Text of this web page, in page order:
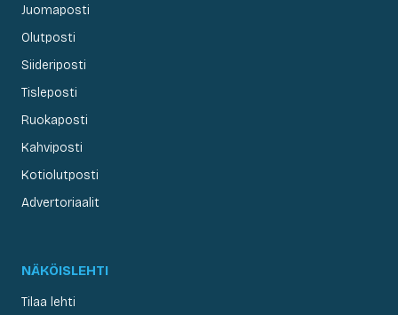
Juomaposti
Olutposti
Siideriposti
Tisleposti
Ruokaposti
Kahviposti
Kotiolutposti
Advertoriaalit
NÄKÖISLEHTI
Tilaa lehti